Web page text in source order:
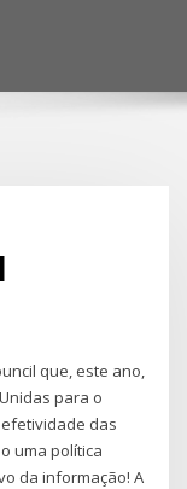
que, este ano,
para o
efetividade das
uma política
da informação! A